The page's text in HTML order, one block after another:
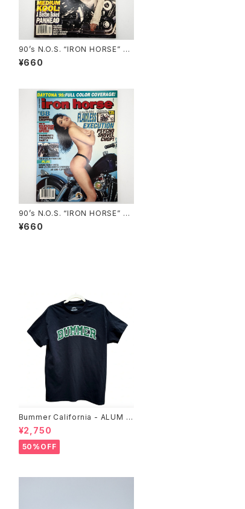
90’s N.O.S. “IRON HORSE” m
agazine #138(Dec.’95 issue)
¥660
90’s N.O.S. “IRON HORSE” m
agazine #135(Aug.’95 issue)
¥660
Bummer California - ALUM T
-SHIRT,black
¥2,750
50%OFF